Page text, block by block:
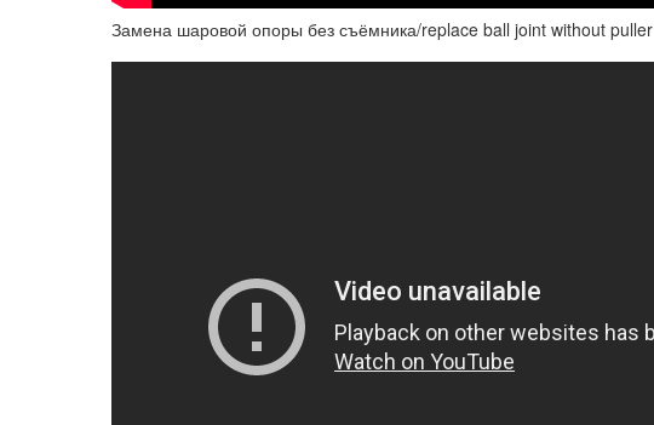
Замена шаровой опоры без съёмника/replace ball joint without puller